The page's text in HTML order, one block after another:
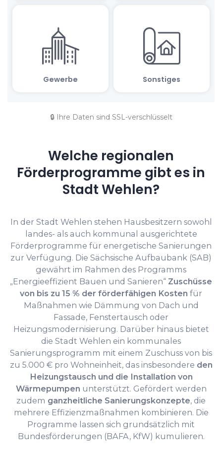
🔒 Ihre Daten sind SSL-verschlüsselt
Welche regionalen
Förderprogramme gibt es in
Stadt Wehlen?
In der Stadt Wehlen stehen Hausbesitzern sowohl
landes- als auch kommunal ausgerichtete
Förderprogramme für energetische Sanierungen
zur Verfügung. Die Sächsische Aufbaubank (SAB)
gewährt im Rahmen des Programms
„Energieeffizient Bauen und Sanieren“ Zuschüsse
von bis zu 15 % der förderfähigen Kosten für
Maßnahmen wie Dämmung von Dach und
Fassade, Fenstertausch oder
Heizungsmodernisierung. Darüber hinaus bietet
die Stadt Wehlen ein kommunales
Sanierungsprogramm mit einem Zuschuss von bis
zu 5.000 € pro Wohneinheit, das insbesondere den
Heizungstausch und die Installation von
Wärmepumpen unterstützt. Gefördert werden
zudem ganzheitliche Sanierungskonzepte, die
mehrere Effizienzmaßnahmen kombinieren. Die
Programme lassen sich grundsätzlich mit
Bundesförderungen (BAFA, KfW) kumulieren.